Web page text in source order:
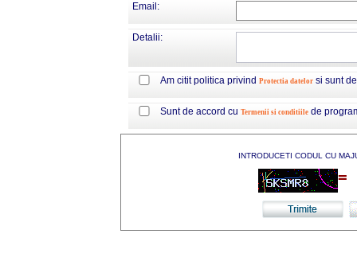
Email:
Detalii:
Am citit politica privind Protectia datelor si sunt
Sunt de accord cu Termenii si conditiile de
INTRODUCETI CODUL CU
=